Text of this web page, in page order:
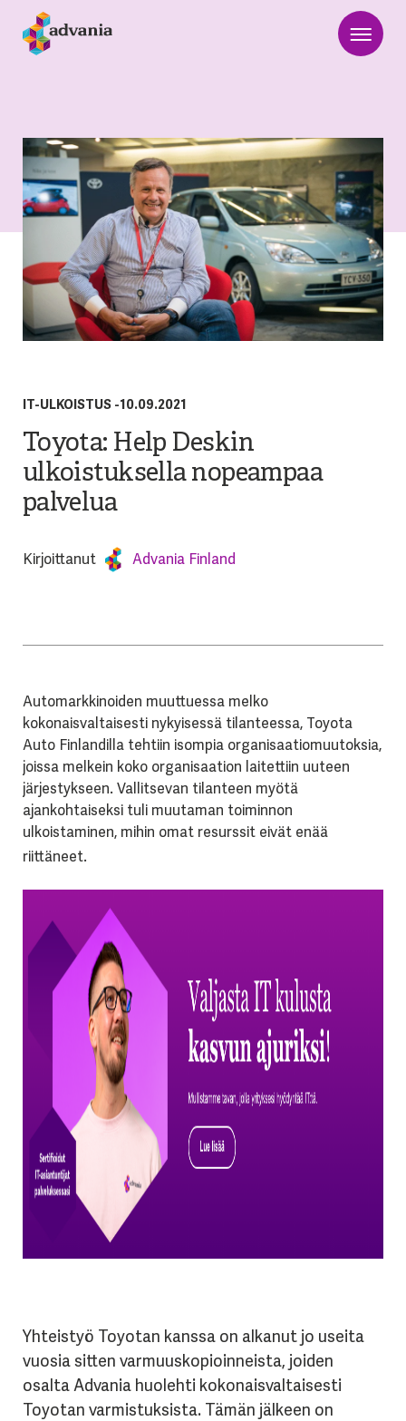
IT-ULKOISTUS -10.09.2021
Toyota: Help Deskin
ulkoistuksella nopeampaa
palvelua
Kirjoittanut Advania Finland
Automarkkinoiden muuttuessa melko
kokonaisvaltaisesti nykyisessä tilanteessa, Toyota
Auto Finlandilla tehtiin isompia organisaatiomuutoksia,
joissa melkein koko organisaation laitettiin uuteen
järjestykseen. Vallitsevan tilanteen myötä
ajankohtaiseksi tuli muutaman toiminnon
ulkoistaminen, mihin omat resurssit eivät enää
riittäneet.
Yhteistyö Toyotan kanssa on alkanut jo useita
vuosia sitten varmuuskopioinneista, joiden
osalta Advania huolehti kokonaisvaltaisesti
Toyotan varmistuksista. Tämän jälkeen on